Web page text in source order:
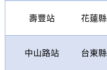
壽豐站 花蓮縣
中山路站 台東縣